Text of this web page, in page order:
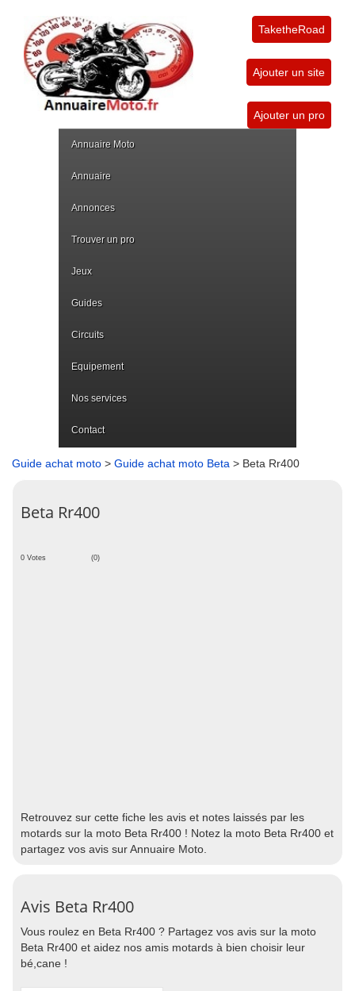
TaketheRoad
Ajouter un site
Ajouter un pro
Annuaire Moto
Annuaire
Annonces
Trouver un pro
Jeux
Guides
Circuits
Equipement
Nos services
Contact
Guide achat moto > Guide achat moto Beta > Beta Rr400
Beta Rr400
0 Votes (0)
Retrouvez sur cette fiche les avis et notes laissés par les
motards sur la moto Beta Rr400 ! Notez la moto Beta Rr400 et
partagez vos avis sur Annuaire Moto.
Avis Beta Rr400
Vous roulez en Beta Rr400 ? Partagez vos avis sur la moto
Beta Rr400 et aidez nos amis motards à bien choisir leur
bé,cane !